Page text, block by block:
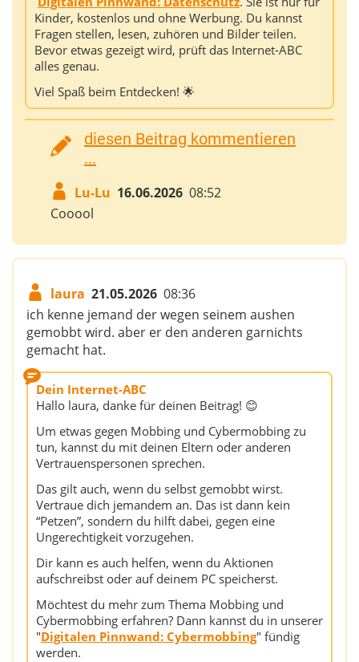
Kinder, kostenlos und ohne Werbung. Du kannst
Fragen stellen, lesen, zuhören und Bilder teilen.
Bevor etwas gezeigt wird, prüft das Internet‑ABC
alles genau.
Viel Spaß beim Entdecken! 🌟
diesen Beitrag kommentieren
...
Lu-Lu 16.06.2026 08:52
Cooool
laura 21.05.2026 08:36
ich kenne jemand der wegen seinem aushen
gemobbt wird. aber er den anderen garnichts
gemacht hat.
Dein Internet-ABC
Hallo laura, danke für deinen Beitrag! 😊
Um etwas gegen Mobbing und Cybermobbing zu
tun, kannst du mit deinen Eltern oder anderen
Vertrauenspersonen sprechen.
Das gilt auch, wenn du selbst gemobbt wirst.
Vertraue dich jemandem an. Das ist dann kein
“Petzen”, sondern du hilft dabei, gegen eine
Ungerechtigkeit vorzugehen.
Dir kann es auch helfen, wenn du Aktionen
aufschreibst oder auf deinem PC speicherst.
Möchtest du mehr zum Thema Mobbing und
Cybermobbing erfahren? Dann kannst du in unserer
"Digitalen Pinnwand: Cybermobbing" fündig
werden.